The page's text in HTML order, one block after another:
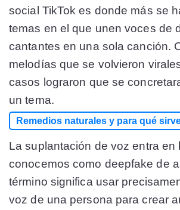
social TikTok es donde más se
temas en el que unen voces de
cantantes en una sola canción.
melodías que se volvieron
casos lograron que se
un tema.
Remedios naturales y para qué
La suplantación de voz entra en
conocemos como deepfake de
término significa usar
voz de una persona para crear